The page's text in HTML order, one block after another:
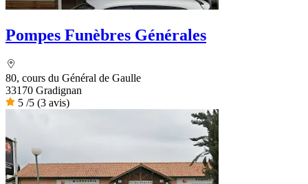
Pompes Funèbres Générales
80, cours du Général de Gaulle
33170 Gradignan
5 /5 (3 avis)